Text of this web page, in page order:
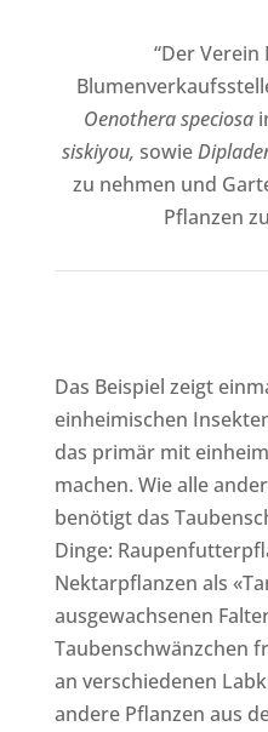
“Der
Oenothera speciosa
siskiyou,sowie
zu nehmen und
Pflanzen
Das Beispiel zeigt
einheimischen
das primär mit
machen. Wie alle
benötigt das
Dinge:
Nektarpflanzen als
ausgewachsenen
Taubenschwänzchen
an verschiedenen
andere Pflanzen aus